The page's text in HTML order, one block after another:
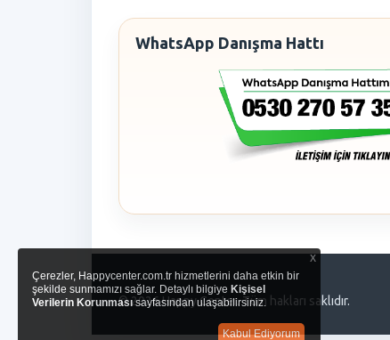
WhatsApp Danışma Hattı
© 2026 Happy Center. Tüm hakları saklıdır.
x
Çerezler, Happycenter.com.tr hizmetlerini daha etkin bir
şekilde sunmamızı sağlar. Detaylı bilgiye Kişisel
Verilerin Korunmasısayfasından ulaşabilirsiniz.
Kabul Ediyorum